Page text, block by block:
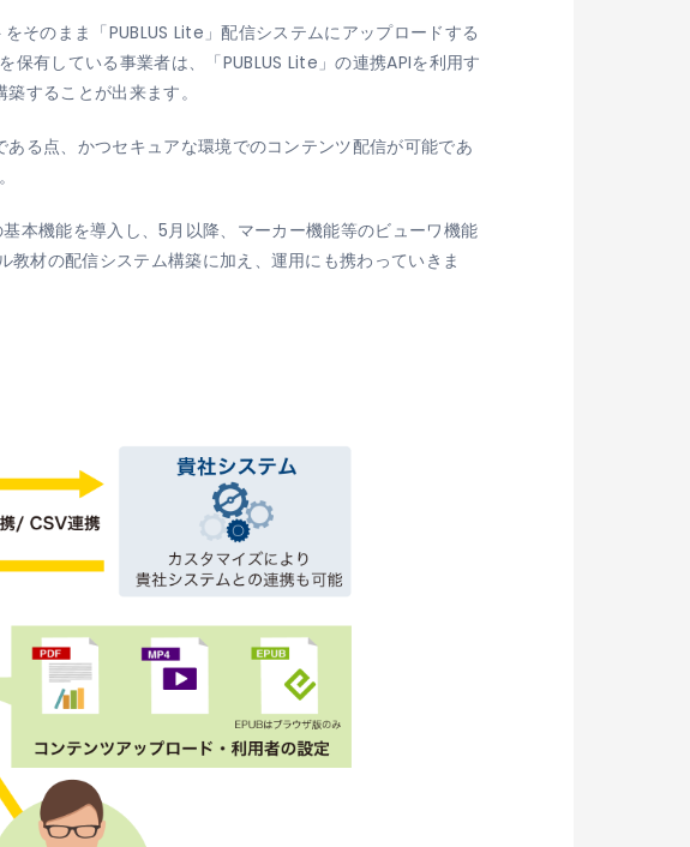
そのまま「PUBLUS Lite」配信システムにアップロードする
有している事業者は、「PUBLUS Lite」の連携APIを利用す
することが出来ます。
る点、かつセキュアな環境でのコンテンツ配信が可能であ
本機能を導入し、5月以降、マーカー機能等のビューワ機能
材の配信システム構築に加え、運用にも携わっていきま